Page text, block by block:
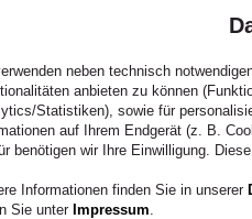
neben technisch
anbieten zu können
Statistiken), sowie für
auf Ihrem Endgerät (z. B.
benötigen wir Ihre Einwilligung.
Informationen finden Sie in unserer
Sie unter Impressum.